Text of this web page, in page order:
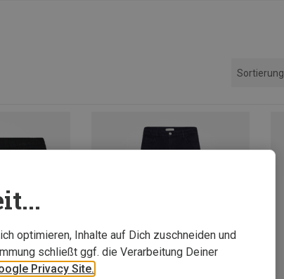
Sortierung
optimieren, Inhalte auf Dich zuschneiden und
schließt ggf. die Verarbeitung Deiner
Privacy Site.